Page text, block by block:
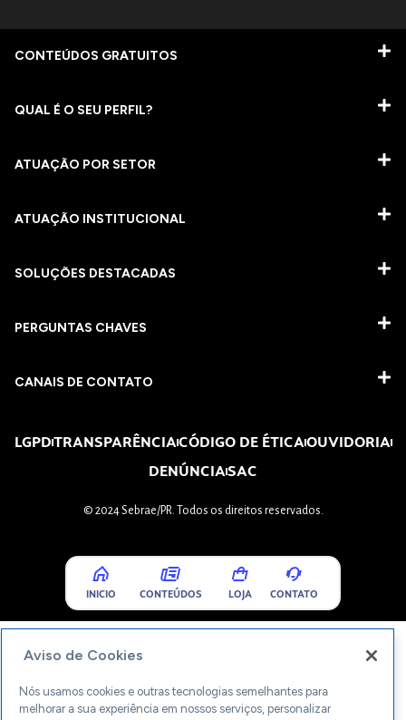
CONTEÚDOS GRATUITOS
QUAL É O SEU PERFIL?
ATUAÇÃO POR SETOR
ATUAÇÃO INSTITUCIONAL
SOLUÇÕES DESTACADAS
PERGUNTAS CHAVES​
CANAIS DE CONTATO
LGPDTRANSPARÊNCIACÓDIGO DE ÉTICAOUVIDORIA
DENÚNCIASAC
© 2024 Sebrae/PR. Todos os direitos reservados.
INICIO CONTEÚDOS LOJA CONTATO
Aviso de Cookies
Nós usamos cookies e outras tecnologias semelhantes para
melhorar a sua experiência em nossos serviços, personalizar